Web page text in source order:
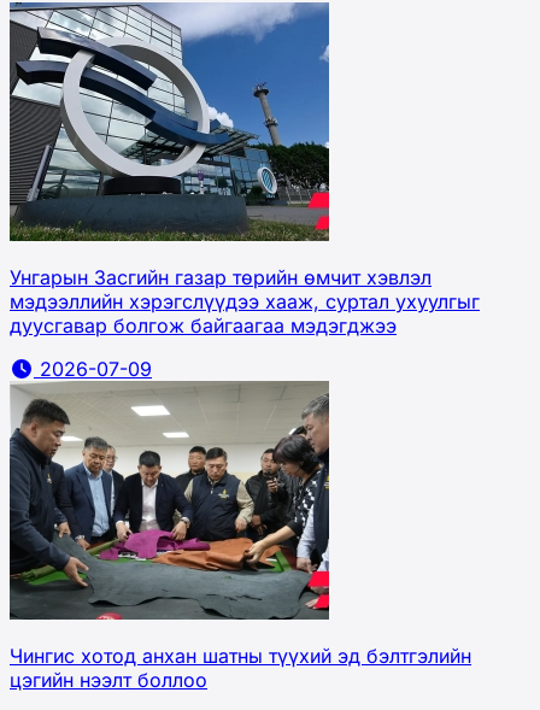
Унгарын Засгийн газар төрийн өмчит хэвлэл
мэдээллийн хэрэгслүүдээ хааж, суртал ухуулгыг
дуусгавар болгож байгаагаа мэдэгджээ
2026-07-09
Чингис хотод анхан шатны түүхий эд бэлтгэлийн
цэгийн нээлт боллоо